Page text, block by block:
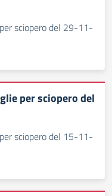
sciopero del 29-11-
per sciopero del
sciopero del 15-11-